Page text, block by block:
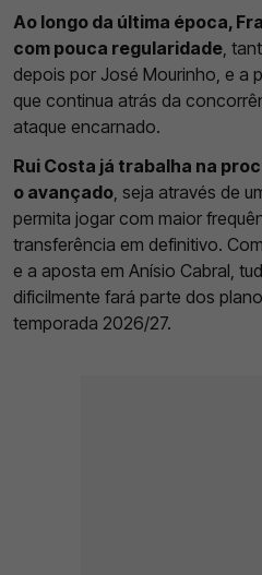
Ao longo da última época,
com pouca regularidade ,
depois por José Mourinho, e a
que continua atrás da
ataque encarnado.
Rui Costa já trabalha na
o avançado , seja através de
permita jogar com maior
transferência em definitivo.
e a aposta em Anísio Cabral,
dificilmente fará parte dos
temporada 2026/27.